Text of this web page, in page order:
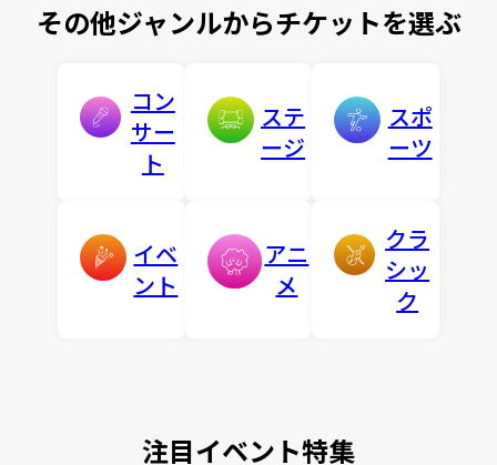
その他ジャンルからチケットを選ぶ
コン
サー
ト
ステ
ージ
スポ
ーツ
イベ
ント
アニ
メ
クラ
シッ
ク
注目イベント特集